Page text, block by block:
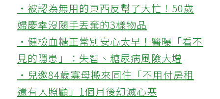
‧被認為無用的東西反幫了大忙！50歲
婦慶幸沒隨手丟棄的3樣物品
‧健檢血糖正常別安心太早！醫曝「看不
見的隱患」：失智、糖尿病風險大增
‧兒邀84歲寡母搬來同住「不用付房租
還有人照顧」1個月後幻滅心寒